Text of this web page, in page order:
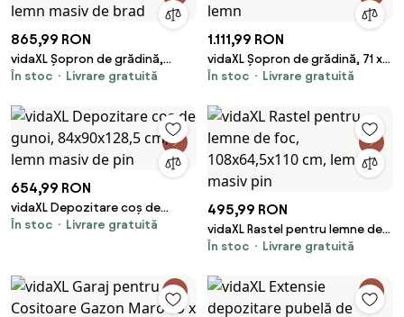
865,99 RON
vidaXL Șopron de grădină,
102x52x112 cm, lemn masiv de
În stoc Livrare gratuită
1.111,99 RON
vidaXL Șopron de grădină, 71 x
60 x 213 cm, lemn
În stoc Livrare gratuită
654,99 RON
vidaXL Depozitare coș de
gunoi, 84x90x128,5 cm, lemn
În stoc Livrare gratuită
495,99 RON
vidaXL Rastel pentru lemne de
foc, 108x64,5x110 cm, lemn
În stoc Livrare gratuită